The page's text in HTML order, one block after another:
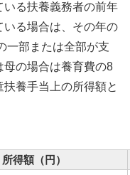
いる扶養義務者の前年
る場合は、その年の
一部または全部が支
の場合は養育費の8
養手当上の所得額と
得額（円）